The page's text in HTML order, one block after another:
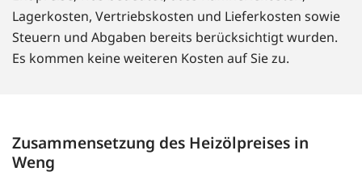
Lagerkosten, Vertriebskosten und Lieferkosten sowie
Steuern und Abgaben bereits berücksichtigt wurden.
Es kommen keine weiteren Kosten auf Sie zu.
Zusammensetzung des Heizölpreises in
Weng